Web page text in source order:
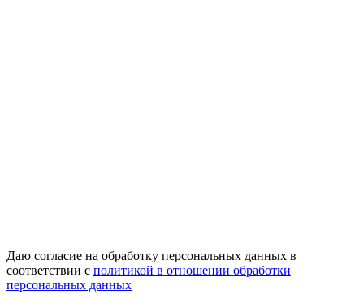
Даю согласие на обработку персональных данных в
соответствии с политикой в отношении обработки
персональных данных